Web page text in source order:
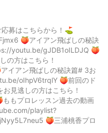
募はこちらから！⛳️
🍑アイアン飛ばしの秘訣
youtu.be/gJDB1oILDJQ 🍑
の方はこちら！
イアン飛ばしの秘訣篇# 3お
oIhpV6trqlY 🍑前回のド
見逃しの方はこちら！
もプロレッスン過去の動画
playlist?
🍑三浦桃香プロ